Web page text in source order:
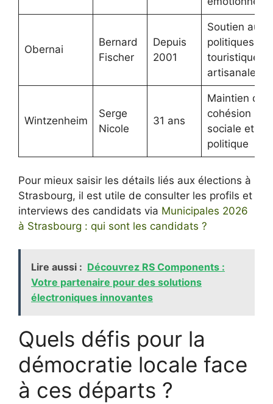
Obernai
Bernard
Fischer
Depuis
2001
Soutien aux
politiques
touristiques
artisanales
Wintzenheim
Serge
Nicole
31 ans
Maintien de
cohésion
sociale et
politique
Pour mieux saisir les détails liés aux élections à
Strasbourg, il est utile de consulter les profils et
interviews des candidats via Municipales 2026
à Strasbourg : qui sont les candidats ?
Lire aussi : Découvrez RS Components :
Votre partenaire pour des solutions
électroniques innovantes
Quels défis pour la
démocratie locale face
à ces départs ?